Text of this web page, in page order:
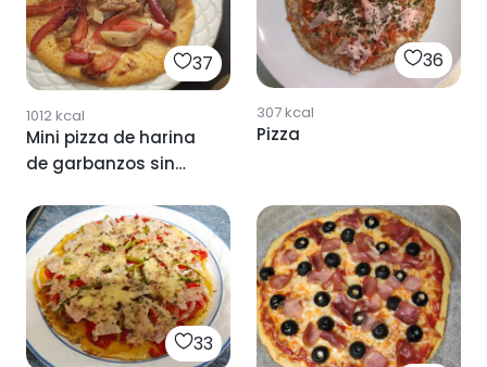
37
1012kcal
Mini pizza de harina
de garbanzos sin
36
307kcal
Pizza
33